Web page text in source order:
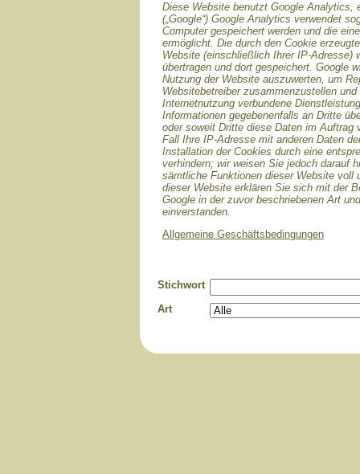
Diese Website benutzt Google Analytics,
(„Google“) Google Analytics verwendet
Computer gespeichert werden und die
ermöglicht. Die durch den Cookie
Website (einschließlich Ihrer IP-Adresse)
übertragen und dort gespeichert. Google
Nutzung der Website auszuwerten, um
Websitebetreiber zusammenzustellen
Internetnutzung verbundene
Informationen gegebenenfalls an Dritte
oder soweit Dritte diese Daten im Auftrag
Fall Ihre IP-Adresse mit anderen Daten
Installation der Cookies durch eine
verhindern; wir weisen Sie jedoch darauf
sämtliche Funktionen dieser Website voll
dieser Website erklären Sie sich mit der
Google in der zuvor beschriebenen Art
einverstanden.
Allgemeine Geschäftsbedingungen
Stichwort
Art